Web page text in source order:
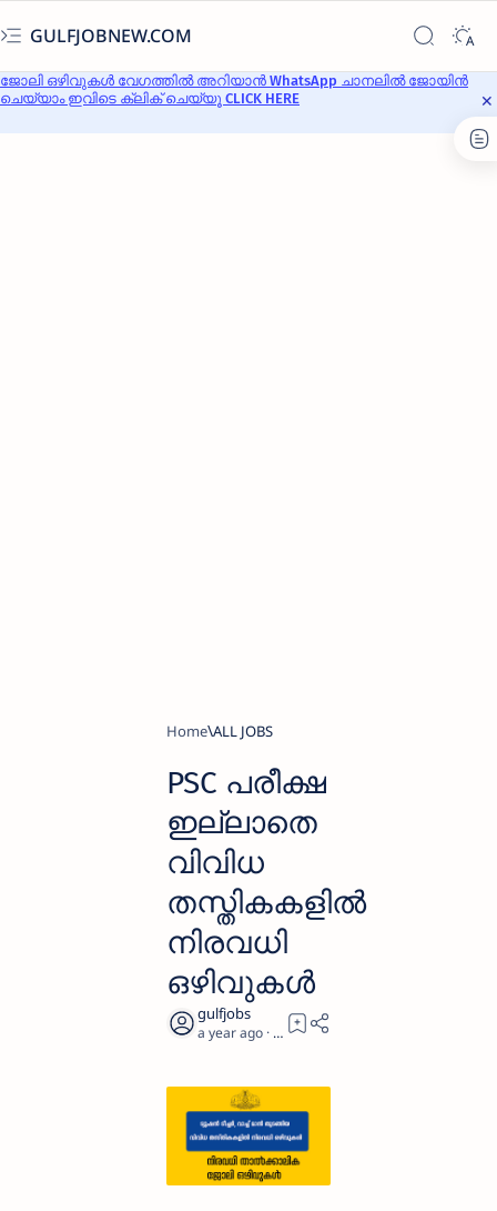
GULFJOBNEW.COM
ജോലി ഒഴിവുകൾ വേഗത്തിൽ അറിയാൻ WhatsApp ചാനലിൽ ജോയിൻ
ചെയ്യാം ഇവിടെ ക്ലിക് ചെയ്യൂ CLICK HERE
Home ALL JOBS
PSC പരീക്ഷ
ഇല്ലാതെ
വിവിധ
തസ്തികകളില്‍
നിരവധി
ഒഴിവുകൾ
a year ago 2